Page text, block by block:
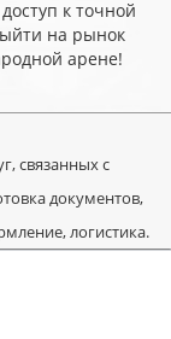
к точной
на рынок
арене!
связанных с
документов,
логистика.